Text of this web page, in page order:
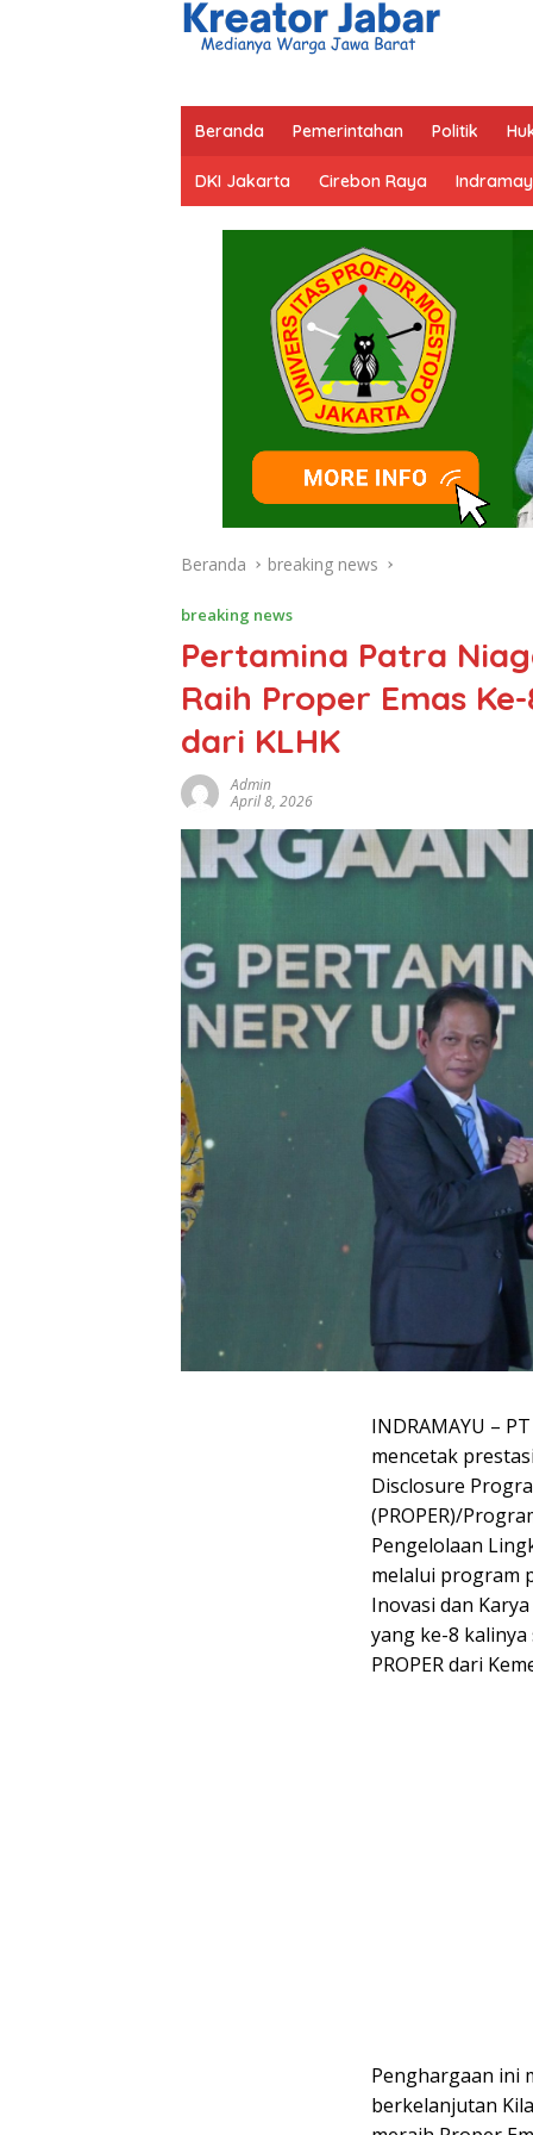
Beranda Pemerintahan Politik
DKI Jakarta Cirebon Raya
Beranda breaking news
breaking news
Pertamina Patra
Raih Proper Emas
dari KLHK
Admin
April 8, 2026
INDRAMAYU –
mencetak
Disclosure
(PROPER)/
Pengelolaan
melalui program
Inovasi dan
yang ke-8
PROPER dari
Penghargaan ini
berkelanjutan